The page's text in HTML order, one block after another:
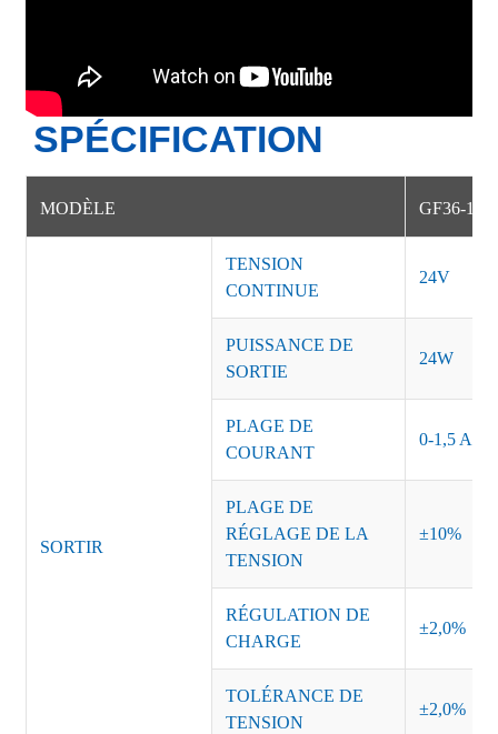
SPÉCIFICATION
MODÈLE GF36-1B-
SORTIR
TENSION
CONTINUE
24V
PUISSANCE DE
SORTIE
24W
PLAGE DE
COURANT
0-1,5 A
PLAGE DE
RÉGLAGE DE LA
TENSION
±10%
RÉGULATION DE
CHARGE
±2,0%
TOLÉRANCE DE
TENSION
±2,0%